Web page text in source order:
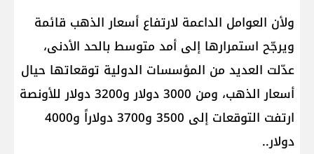
ولأن العوامل الداعمة لارتفاع أسعار الذهب قائمة
ويرجّح استمرارها إلى أمد متوسط بالحد الأدنى،
عدّلت العديد من المؤسسات الدولية توقعاتها حيال
أسعار الذهب، ومن 3000 دولار و3200 دولار للأونصة
ارتفت التوقعات إلى 3500 و3700 دولاراً و4000
دولار..